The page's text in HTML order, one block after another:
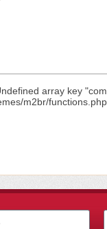
array key
m2br/functions.php